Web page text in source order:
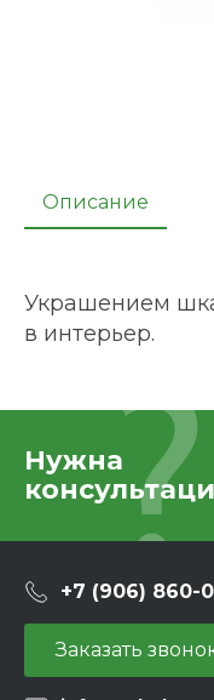
Описание
Украшением
в интерьер.
Нужна
+7 (906) 860-
Заказать